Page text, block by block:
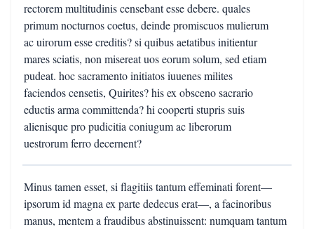
rectorem multitudinis censebant esse debere. quales
primum nocturnos coetus, deinde promiscuos mulierum
ac uirorum esse creditis? si quibus aetatibus initientur
mares sciatis, non misereat uos eorum solum, sed etiam
pudeat. hoc sacramento initiatos iuuenes milites
faciendos censetis, Quirites? his ex obsceno sacrario
eductis arma committenda? hi cooperti stupris suis
alienisque pro pudicitia coniugum ac liberorum
uestrorum ferro decernent?
Minus tamen esset, si flagitiis tantum effeminati forent—
ipsorum id magna ex parte dedecus erat—, a facinoribus
manus, mentem a fraudibus abstinuissent: numquam tantum